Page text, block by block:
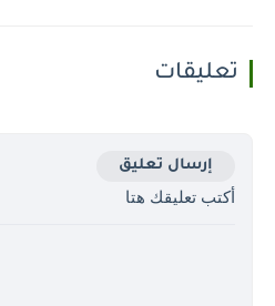
تعليقات
إرسال تعليق
أكتب تعليقك هتا